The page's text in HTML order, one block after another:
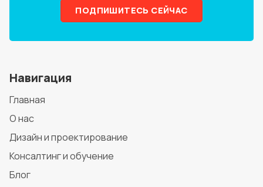
ПОДПИШИТЕСЬ СЕЙЧАС
Навигация
Главная
О нас
Дизайн и проектирование
Консалтинг и обучение
Блог